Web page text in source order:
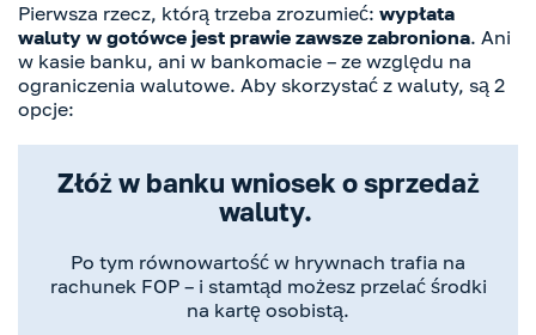
Pierwsza rzecz, którą trzeba zrozumieć: wypłata
waluty w gotówce jest prawie zawsze zabroniona. Ani
w kasie banku, ani w bankomacie – ze względu na
ograniczenia walutowe. Aby skorzystać z waluty, są 2
opcje:
Złóż w banku wniosek o sprzedaż
waluty.
Po tym równowartość w hrywnach trafia na
rachunek FOP – i stamtąd możesz przelać środki
na kartę osobistą.